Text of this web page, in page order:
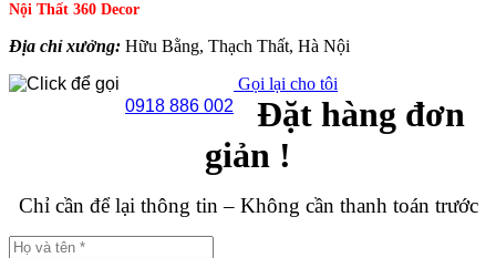
Nội Thất 360 Decor
Địa chỉ xưởng: Hữu Bằng, Thạch Thất, Hà Nội
0918 886 002
Gọi lại cho tôi
Đặt hàng đơn
giản !
Chỉ cần để lại thông tin – Không cần thanh toán trước